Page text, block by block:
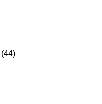
(44)